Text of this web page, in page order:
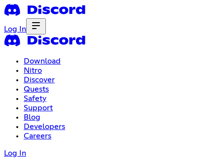
Log In
Download
Nitro
Discover
Quests
Safety
Support
Blog
Developers
Careers
Log In